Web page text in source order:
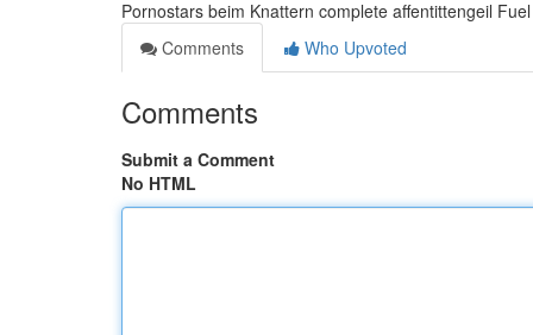
Pornostars beim Knattern complete affentittengeil
Comments
Who Upvoted
Comments
Submit a Comment
No HTML